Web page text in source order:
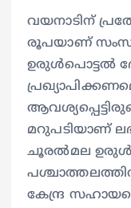
വ​യ​നാ​ടി​ന്
രൂ​പ​യാ​ണ്
ഉരുൾപൊട്ടൽ
മറുപടിയാണ്
ചൂരൽമല
കേന്ദ്ര